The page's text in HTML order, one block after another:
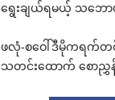
ရွေးချယ်ရမယ့် သ‌ဘေ
ဖလုံ-စ‌ဝေါ်ဒီမိုကရက်တစ်ပ
သတင်း‌ထောက် ‌စောညွှန့်‌